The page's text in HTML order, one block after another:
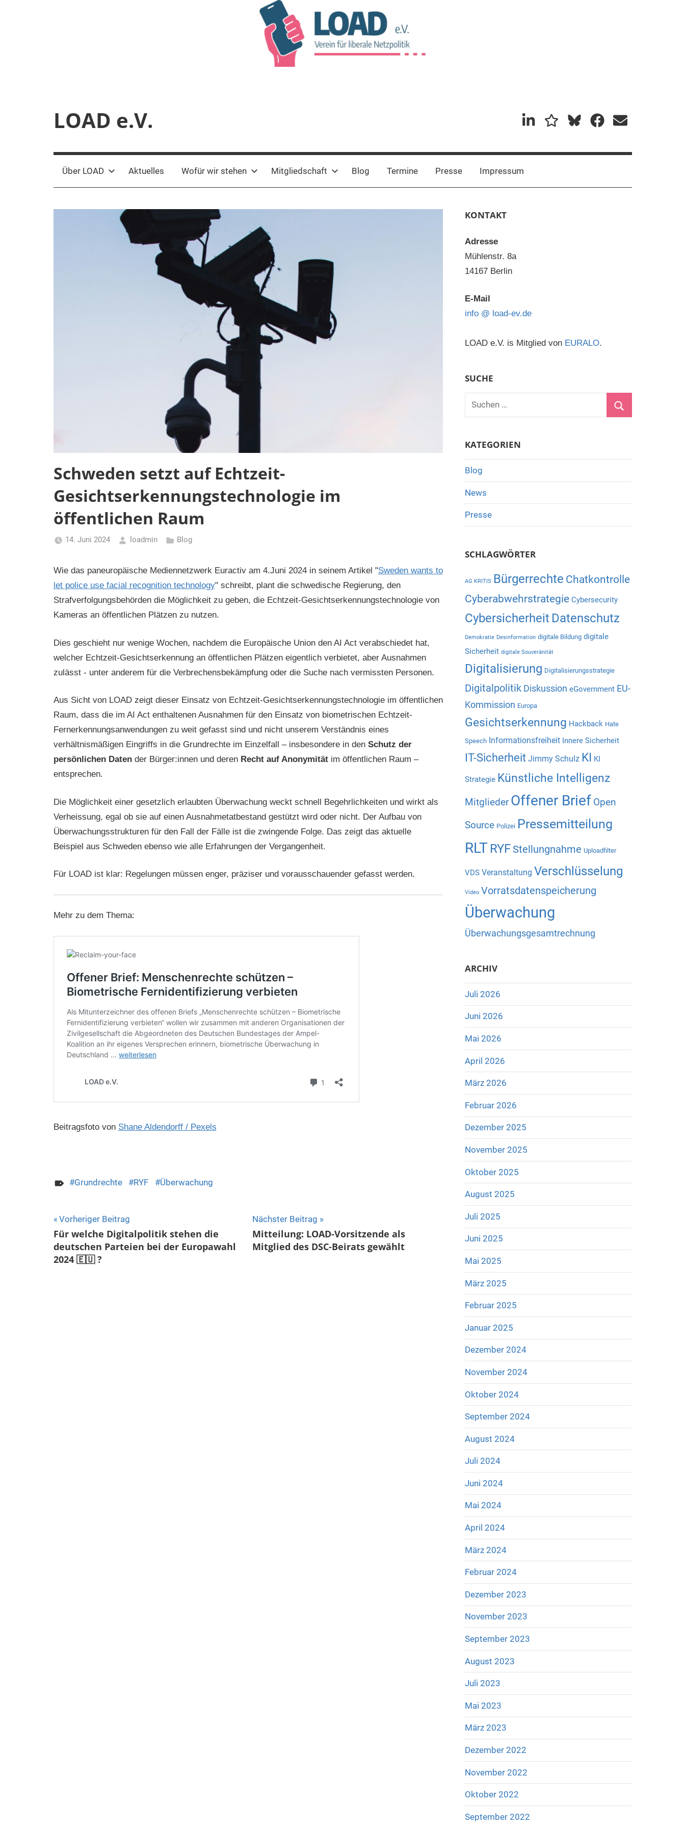
LOAD e.V.
für
liberale
MastadonBluesky
Über LOAD Aktuelles Wofür wir stehen Mitgliedschaft Blog Termine Presse Impressum
Schweden setzt auf Echtzeit-
Gesichtserkennungstechnologie im
öffentlichen Raum
14. Juni 2024 loadmin Blog
Wie das paneuropäische Mediennetzwerk Euractiv am 4.Juni 2024 in seinem Artikel "Sweden wants to
let police use facial recognition technology" schreibt, plant die schwedische Regierung, den
Strafverfolgungsbehörden die Möglichkeit zu geben, die Echtzeit-Gesichtserkennungstechnologie von
Kameras an öffentlichen Plätzen zu nutzen.
Dies geschieht nur wenige Wochen, nachdem die Europäische Union den AI Act verabschiedet hat,
welcher Echtzeit-Gesichtserkennung an öffentlichen Plätzen eigentlich verbietet, aber Ausnahmen
zulässt - unter anderem für die Verbrechensbekämpfung oder die Suche nach vermissten Personen.
Aus Sicht von LOAD zeigt dieser Einsatz von Echtzeit-Gesichtserkennungstechnologie im öffentlichen
Raum, dass die im AI Act enthaltenen Ausnahmen für den Einsatz von biometrischen Echtzeit-
Fernerkennungsanwendungen zu weit gefasst sind und nicht unserem Verständnis eines
verhältnismäßigen Eingriffs in die Grundrechte im Einzelfall – insbesondere in den Schutz der
persönlichen Datender Bürger:innen und deren Recht auf Anonymitätim öffentlichen Raum –
entsprechen.
Die Möglichkeit einer gesetzlich erlaubten Überwachung weckt schnell Begehrlichkeiten und wirkt als
Verheissung, egal ob sie auf einen Ausnahmetatbestand gestützt wird oder nicht. Der Aufbau von
Überwachungsstrukturen für den Fall der Fälle ist die zwingende Folge. Das zeigt das aktuelle
Beispiel aus Schweden ebenso wie alle Erfahrungen der Vergangenheit.
Für LOAD ist klar: Regelungen müssen enger, präziser und vorausschauender gefasst werden.
Mehr zu dem Thema:
Beitragsfoto von Shane Aldendorff / Pexels
Grundrechte RYF Überwachung
Beitragsnavigation
Vorheriger Beitrag
Für welche Digitalpolitik stehen die
deutschen Parteien bei der Europawahl
2024 🇪🇺 ?
Nächster Beitrag
Mitteilung: LOAD-Vorsitzende als
Mitglied des DSC-Beirats gewählt
KONTAKT
Adresse
Mühlenstr. 8a
14167 Berlin
E-Mail
info @ load-ev.de
LOAD e.V. is Mitglied von EURALO.
SUCHE
Suchen
KATEGORIEN
Blog
News
Presse
SCHLAGWÖRTER
AG KRITIS Bürgerrechte Chatkontrolle
Cyberabwehrstrategie Cybersecurity
Cybersicherheit Datenschutz
Demokratie Desinformation digitale Bildung digitale
Sicherheit digitale Souveränität
Digitalisierung Digitalisierungsstrategie
Digitalpolitik Diskussion eGovernment EU-
Kommission Europa
Gesichtserkennung Hackback Hate
Speech Informationsfreiheit Innere Sicherheit
IT-Sicherheit Jimmy Schulz KI KI
Strategie Künstliche Intelligenz
Mitglieder Offener Brief Open
Source Polizei Pressemitteilung
RLT RYF Stellungnahme Uploadfilter
VDS Veranstaltung Verschlüsselung
Video Vorratsdatenspeicherung
Überwachung
Überwachungsgesamtrechnung
ARCHIV
Juli 2026
Juni 2026
Mai 2026
April 2026
März 2026
Februar 2026
Dezember 2025
November 2025
Oktober 2025
August 2025
Juli 2025
Juni 2025
Mai 2025
März 2025
Februar 2025
Januar 2025
Dezember 2024
November 2024
Oktober 2024
September 2024
August 2024
Juli 2024
Juni 2024
Mai 2024
April 2024
März 2024
Februar 2024
Dezember 2023
November 2023
September 2023
August 2023
Juli 2023
Mai 2023
März 2023
Dezember 2022
November 2022
Oktober 2022
September 2022